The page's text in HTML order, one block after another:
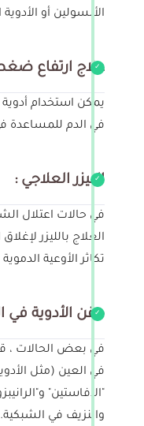
الأنسولين أو
علاج ارتفاع
يمكن استخدام
في الدم للمساعدة
الليزر العلاجي :
في حالات اعتلال
العلاج بالليزر
تكاثر الأوعية
حقن الأدوية في
في بعض الحالات ،
في العين (مثل
"الافاستين"
والنزيف في الشبكية.